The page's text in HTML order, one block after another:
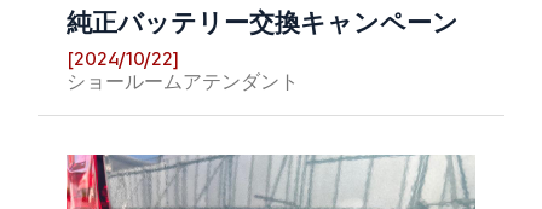
純正バッテリー交換キャンペーン
[2024/10/22]
ショールームアテンダント